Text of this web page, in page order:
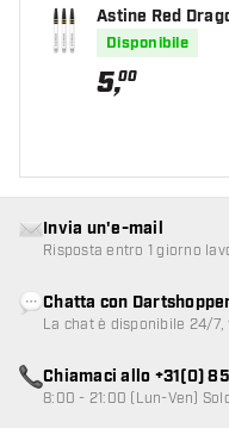
Astine Red
otech White
Disponibile
5,00
Invia un'e-mail
Risposta entro 1 giorno
Chatta con
La chat è disponibile 24/
Chiamaci allo +31(0)
8:00 - 21:00 (Lun-Ven)